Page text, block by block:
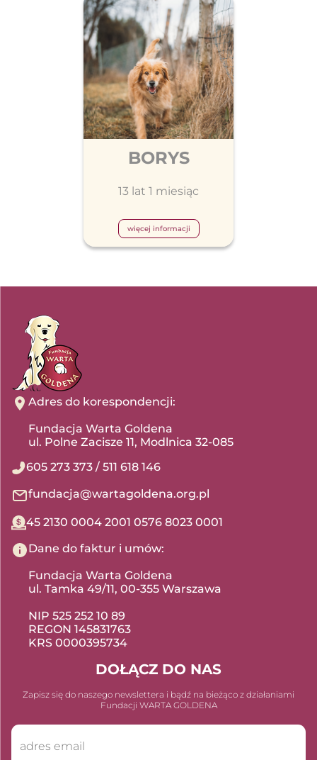
BORYS
13 lat 1 miesiąc
więcej informacji
Adres do korespondencji:
Fundacja Warta Goldena
ul. Polne Zacisze 11, Modlnica 32-085
605 273 373 / 511 618 146
fundacja@wartagoldena.org.pl
45 2130 0004 2001 0576 8023 0001
Dane do faktur i umów:
Fundacja Warta Goldena
ul. Tamka 49/11, 00-355 Warszawa
NIP 525 252 10 89
REGON 145831763
KRS 0000395734
DOŁĄCZ DO NAS
Zapisz się do naszego newslettera i bądź na bieżąco z działaniami
Fundacji WARTA GOLDENA